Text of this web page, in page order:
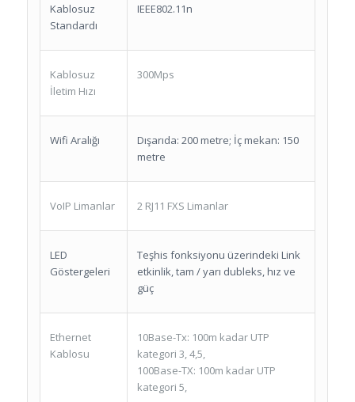
Kablosuz
Standardı
IEEE802.11n
Kablosuz
İletim Hızı
300Mps
Wifi Aralığı Dışarıda: 200 metre; İç mekan: 150
metre
VoIP Limanlar 2 RJ11 FXS Limanlar
LED
Göstergeleri
Teşhis fonksiyonu üzerindeki Link
etkinlik, tam / yarı dubleks, hız ve
güç
Ethernet
Kablosu
10Base-Tx: 100m kadar UTP
kategori 3, 4,5,
100Base-TX: 100m kadar UTP
kategori 5,